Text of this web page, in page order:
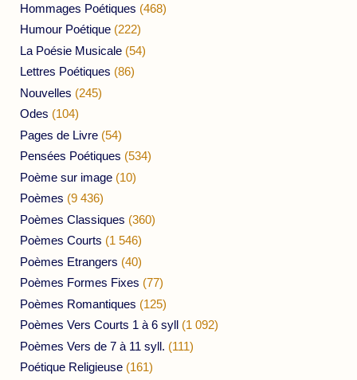
Hommages Poétiques (468)
Humour Poétique (222)
La Poésie Musicale (54)
Lettres Poétiques (86)
Nouvelles (245)
Odes (104)
Pages de Livre (54)
Pensées Poétiques (534)
Poème sur image (10)
Poèmes (9 436)
Poèmes Classiques (360)
Poèmes Courts (1 546)
Poèmes Etrangers (40)
Poèmes Formes Fixes (77)
Poèmes Romantiques (125)
Poèmes Vers Courts 1 à 6 syll (1 092)
Poèmes Vers de 7 à 11 syll. (111)
Poétique Religieuse (161)